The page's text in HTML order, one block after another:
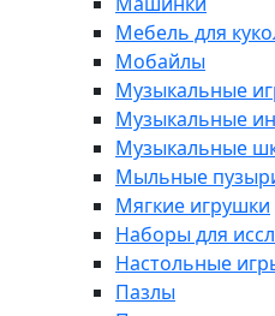
Мебель для
Мобайлы
Музыкальные
Музыкальные
Музыкальные
Мыльные
Мягкие игрушки
Наборы для
Настольные
Пазлы